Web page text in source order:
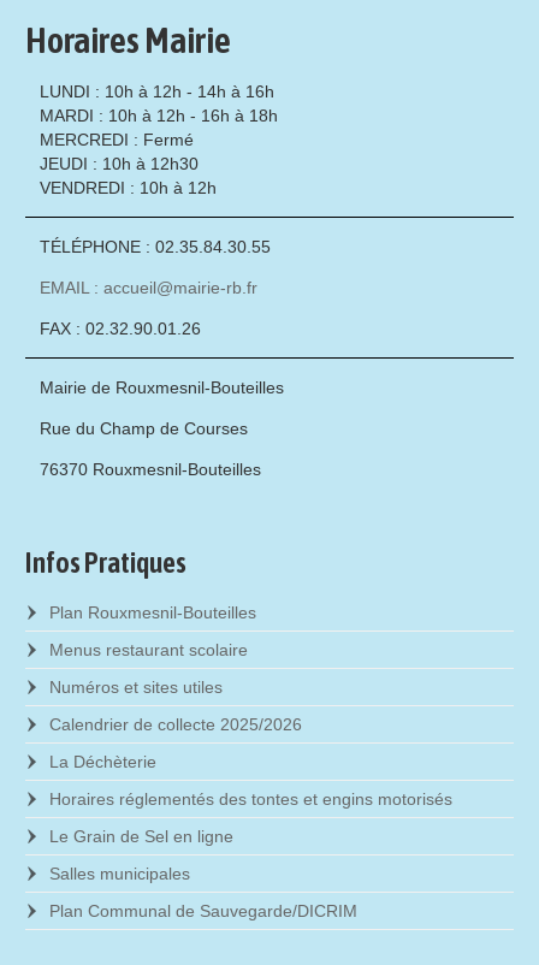
Horaires Mairie
LUNDI : 10h à 12h - 14h à 16h
MARDI : 10h à 12h - 16h à 18h
MERCREDI : Fermé
JEUDI : 10h à 12h30
VENDREDI : 10h à 12h
TÉLÉPHONE : 02.35.84.30.55
EMAIL : accueil@mairie-rb.fr
FAX : 02.32.90.01.26
Mairie de Rouxmesnil-Bouteilles
Rue du Champ de Courses
76370 Rouxmesnil-Bouteilles
Infos Pratiques
Plan Rouxmesnil-Bouteilles
Menus restaurant scolaire
Numéros et sites utiles
Calendrier de collecte 2025/2026
La Déchèterie
Horaires réglementés des tontes et engins motorisés
Le Grain de Sel en ligne
Salles municipales
Plan Communal de Sauvegarde/DICRIM